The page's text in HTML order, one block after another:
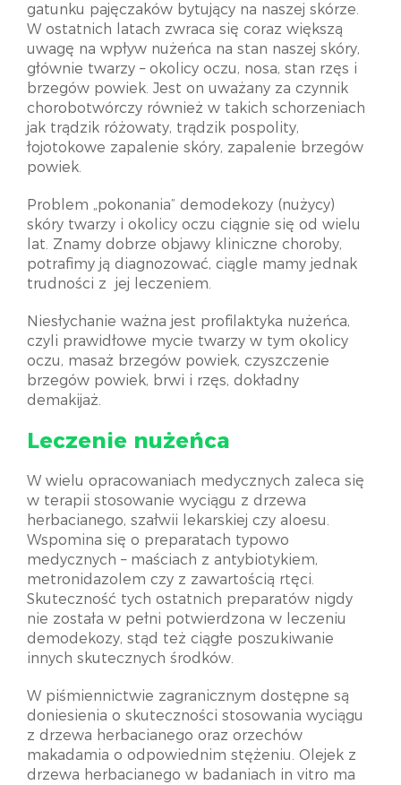
gatunku pajęczaków bytujący na naszej skórze.
W ostatnich latach zwraca się coraz większą
uwagę na wpływ nużeńca na stan naszej skóry,
głównie twarzy – okolicy oczu, nosa, stan rzęs i
brzegów powiek. Jest on uważany za czynnik
chorobotwórczy również w takich schorzeniach
jak trądzik różowaty, trądzik pospolity,
łojotokowe zapalenie skóry, zapalenie brzegów
powiek.
Problem „pokonania” demodekozy (nużycy)
skóry twarzy i okolicy oczu ciągnie się od wielu
lat. Znamy dobrze objawy kliniczne choroby,
potrafimy ją diagnozować, ciągle mamy jednak
trudności z jej leczeniem.
Niesłychanie ważna jest profilaktyka nużeńca,
czyli prawidłowe mycie twarzy w tym okolicy
oczu, masaż brzegów powiek, czyszczenie
brzegów powiek, brwi i rzęs, dokładny
demakijaż.
Leczenie nużeńca
W wielu opracowaniach medycznych zaleca się
w terapii stosowanie wyciągu z drzewa
herbacianego, szałwii lekarskiej czy aloesu.
Wspomina się o preparatach typowo
medycznych – maściach z antybiotykiem,
metronidazolem czy z zawartością rtęci.
Skuteczność tych ostatnich preparatów nigdy
nie została w pełni potwierdzona w leczeniu
demodekozy, stąd też ciągłe poszukiwanie
innych skutecznych środków.
W piśmiennictwie zagranicznym dostępne są
doniesienia o skuteczności stosowania wyciągu
z drzewa herbacianego oraz orzechów
makadamia o odpowiednim stężeniu. Olejek z
drzewa herbacianego w badaniach in vitro ma